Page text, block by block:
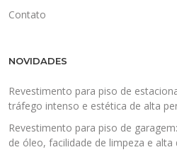
Contato
NOVIDADES
Revestimento para piso de
tráfego intenso e estética de alta
Revestimento para piso de
de óleo, facilidade de limpeza e alta